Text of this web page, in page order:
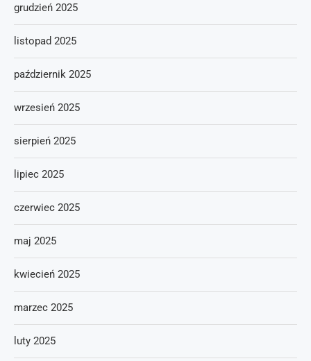
grudzień 2025
listopad 2025
październik 2025
wrzesień 2025
sierpień 2025
lipiec 2025
czerwiec 2025
maj 2025
kwiecień 2025
marzec 2025
luty 2025